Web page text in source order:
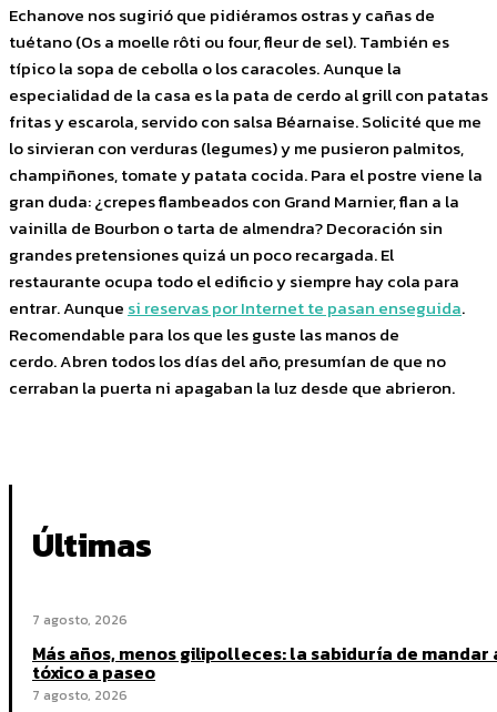
Echanove nos sugirió que pidiéramos ostras y cañas de
tuétano (Os a moelle rôti ou four, fleur de sel). También es
típico la sopa de cebolla o los caracoles. Aunque la
especialidad de la casa es la pata de cerdo al grill con patatas
fritas y escarola, servido con salsa Béarnaise. Solicité que me
lo sirvieran con verduras (legumes) y me pusieron palmitos,
champiñones, tomate y patata cocida. Para el postre viene la
gran duda: ¿crepes flambeados con Grand Marnier, flan a la
vainilla de Bourbon o tarta de almendra? Decoración sin
grandes pretensiones quizá un poco recargada. El
restaurante ocupa todo el edificio y siempre hay cola para
entrar. Aunque si reservas por Internet te pasan enseguida.
Recomendable para los que les guste las manos de
cerdo. Abren todos los días del año, presumían de que no
cerraban la puerta ni apagaban la luz desde que abrieron.
Últimas
7 agosto, 2026
Más años, menos gilipolleces: la sabiduría de mandar
tóxico a paseo
7 agosto, 2026